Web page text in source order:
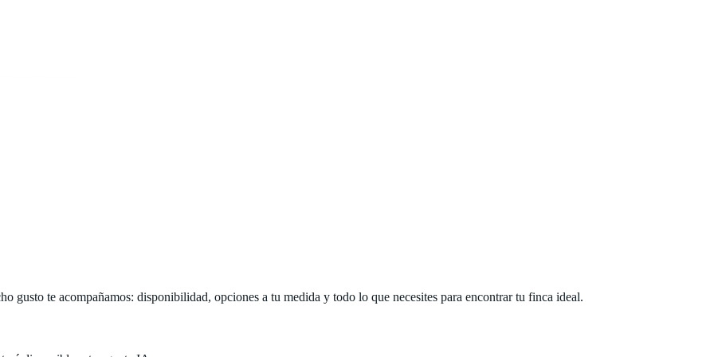
gusto te acompañamos: disponibilidad, opciones a tu medida y todo lo que necesites para encontrar tu finca ideal.